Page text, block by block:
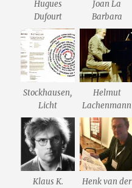
Hugues
Dufourt
Joan La
Barbara
Stockhausen,
Licht
Helmut
Lachenmann
Klaus K.
Henk van der